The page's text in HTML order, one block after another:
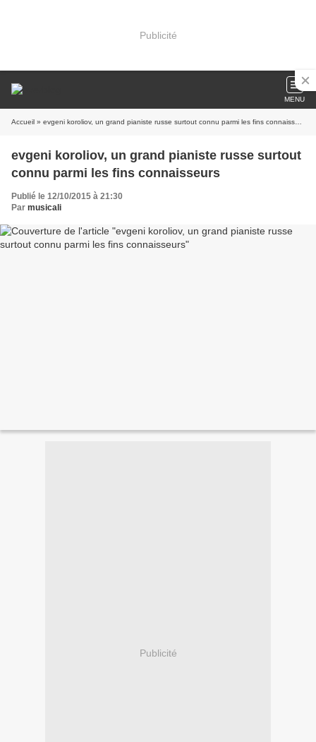
Publicité
MENU
Accueil » evgeni koroliov, un grand pianiste russe surtout connu parmi les fins connaisseurs
evgeni koroliov, un grand pianiste russe surtout
connu parmi les fins connaisseurs
Publié le 12/10/2015 à 21:30
Par musicali
Publicité